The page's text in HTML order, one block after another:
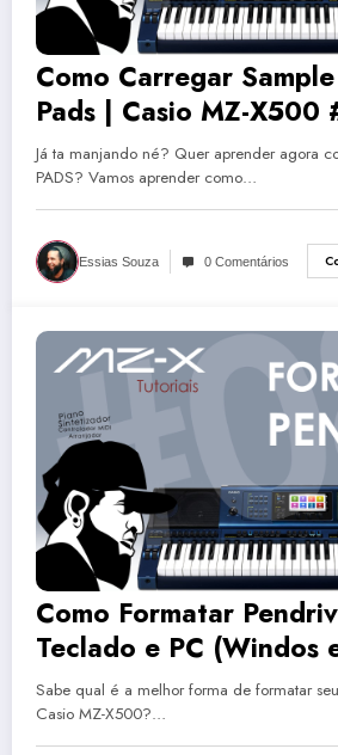
Como Carregar
Pads | Casio MZ-X500
Já ta manjando né? Quer aprender agora
PADS? Vamos aprender como…
Essias Souza 0 Comentários
Como Formatar
Teclado e PC (Windos
Casio MZ-X500 #8
Sabe qual é a melhor forma de formatar
Casio MZ-X500?…